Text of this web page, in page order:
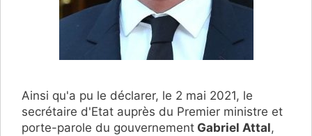
Ainsi qu'a pu le déclarer, le 2 mai 2021, le
secrétaire d'Etat auprès du Premier ministre et
porte-parole du gouvernement Gabriel Attal,